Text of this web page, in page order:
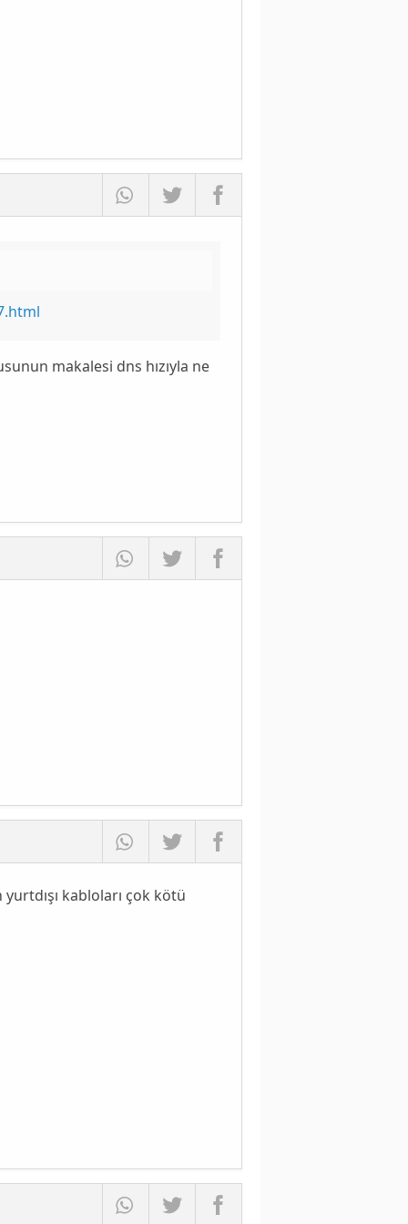
makalesi dns hızıyla ne
kabloları çok kötü